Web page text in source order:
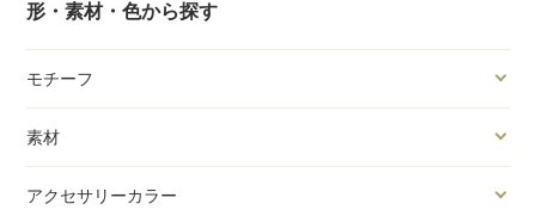
形・素材・色から探す
モチーフ
素材
アクセサリーカラー